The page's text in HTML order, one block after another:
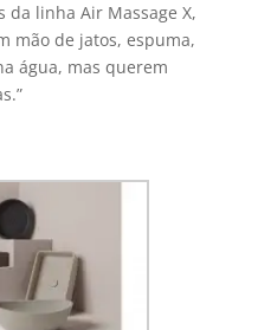
da linha Air Massage X,
mão de jatos, espuma,
água, mas querem